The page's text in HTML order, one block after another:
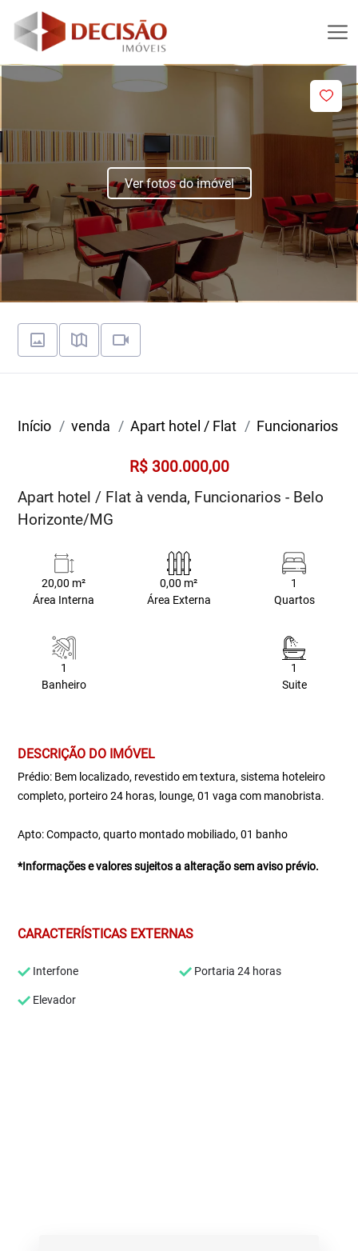
Ver fotos do imóvel
Início venda Apart hotel / Flat Funcionarios
R$ 300.000,00
Apart hotel / Flat à venda, Funcionarios - Belo
Horizonte/MG
20,00 m²
Área Interna
0,00 m²
Área Externa
1
Quartos
1
Banheiro
1
Suite
DESCRIÇÃO DO IMÓVEL
Prédio: Bem localizado, revestido em textura, sistema hoteleiro
completo, porteiro 24 horas, lounge, 01 vaga com manobrista.
Apto: Compacto, quarto montado mobiliado, 01 banho
*Informações e valores sujeitos a alteração sem aviso prévio.
CARACTERÍSTICAS EXTERNAS
Interfone Portaria 24 horas
Elevador